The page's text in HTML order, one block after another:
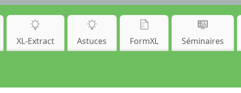
XL-Extract Astuces FormXL Séminaires